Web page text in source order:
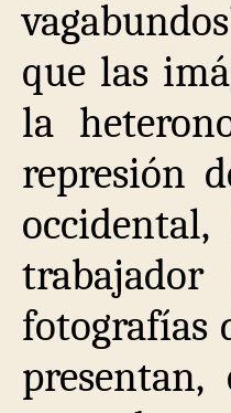
que las
la
represión
fotografías